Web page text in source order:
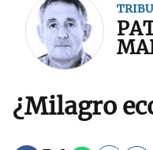
¿Milagro